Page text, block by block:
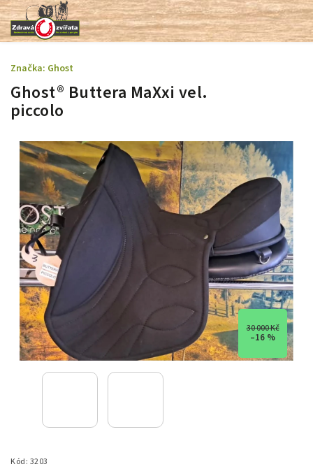
Ghost® Buttera MaXxi vel.
piccolo
30 000 Kč
–16 %
Kód: 3203
Značka: Ghost